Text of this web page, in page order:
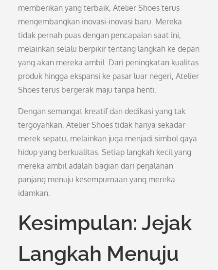
memberikan yang terbaik, Atelier Shoes terus
mengembangkan inovasi-inovasi baru. Mereka
tidak pernah puas dengan pencapaian saat ini,
melainkan selalu berpikir tentang langkah ke depan
yang akan mereka ambil. Dari peningkatan kualitas
produk hingga ekspansi ke pasar luar negeri, Atelier
Shoes terus bergerak maju tanpa henti.
Dengan semangat kreatif dan dedikasi yang tak
tergoyahkan, Atelier Shoes tidak hanya sekadar
merek sepatu, melainkan juga menjadi simbol gaya
hidup yang berkualitas. Setiap langkah kecil yang
mereka ambil adalah bagian dari perjalanan
panjang menuju kesempurnaan yang mereka
idamkan.
Kesimpulan: Jejak
Langkah Menuju